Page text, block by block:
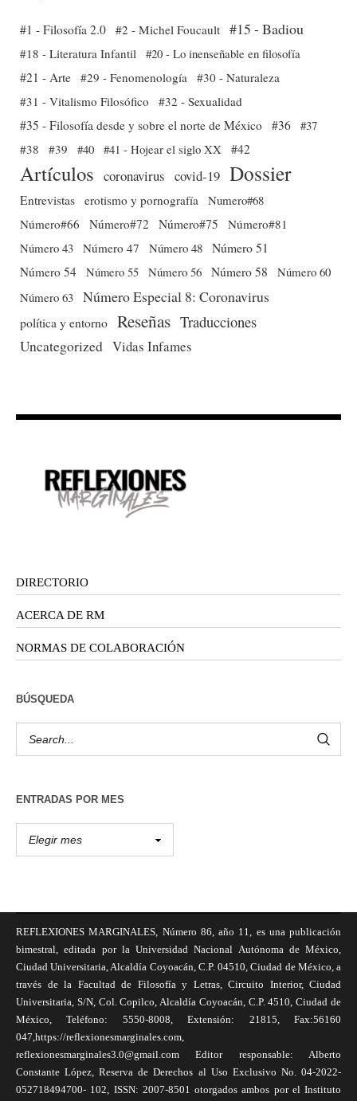
#1 - Filosofía 2.0 #2 - Michel Foucault #15 - Badiou
#18 - Literatura Infantil #20 - Lo inenseñable en filosofía
#21 - Arte #29 - Fenomenología
#30 - Naturaleza
#31 - Vitalismo Filosófico
#32 - Sexualidad
#35 - Filosofía desde y sobre el norte de México #36 #37
#38
#39 #40 #41 - Hojear el siglo XX #42
Artículos coronavirus covid-19 Dossier
Entrevistas erotismo y pornografía
Numero#68
Número#66
Número#72 Número#75
Número#81
Número 43 Número 47 Número 48 Número 51
Número 54 Número 55 Número 56 Número 58
Número 60
Número 63 Número Especial 8: Coronavirus
política y entorno Reseñas Traducciones
Uncategorized Vidas Infames
DIRECTORIO
ACERCA DE RM
NORMAS DE COLABORACIÓN
BÚSQUEDA
ENTRADAS POR MES
REFLEXIONES MARGINALES, Número 86, año 11, es una publicación
bimestral, editada por la Universidad Nacional Autónoma de México,
Ciudad Universitaria, Alcaldía Coyoacán, C.P. 04510, Ciudad de México, a
través de la Facultad de Filosofía y Letras, Circuito Interior, Ciudad
Universitaria, S/N, Col. Copilco, Alcaldía Coyoacán, C.P. 4510, Ciudad de
México, Teléfono: 5550-8008, Extensión: 21815, Fax:56160
047,https://reflexionesmarginales.com,
reflexionesmarginales3.0@gmail.com Editor responsable: Alberto
Constante López, Reserva de Derechos al Uso Exclusivo No. 04-2022-
052718494700- 102, ISSN: 2007-8501 otorgados ambos por el Instituto